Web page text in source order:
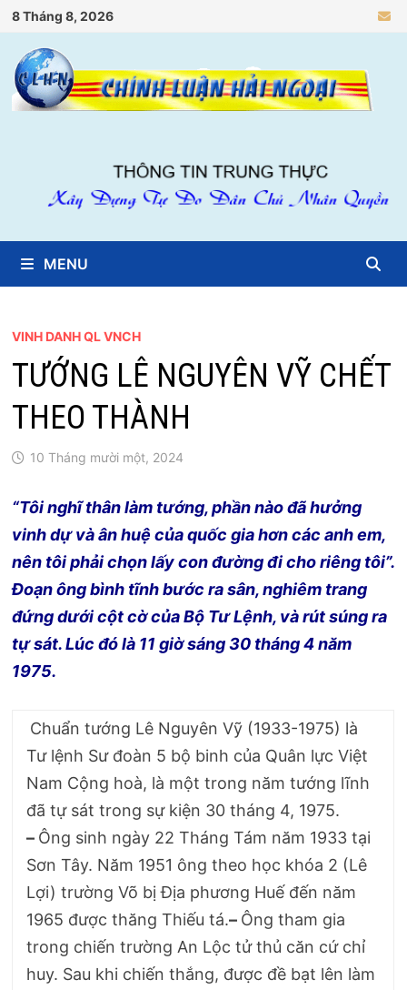
Skip
to
content
8 Tháng 8, 2026
MENU
VINH DANH QL VNCH
TƯỚNG LÊ NGUYÊN VỸ CHẾT
THEO THÀNH
10 Tháng mười một, 2024
“Tôi nghĩ thân làm tướng, phần nào đã hưởng
vinh dự và ân huệ của quốc gia hơn các anh em,
nên tôi phải chọn lấy con đường đi cho riêng tôi”.
Đoạn ông bình tĩnh bước ra sân, nghiêm trang
đứng dưới cột cờ của Bộ Tư Lệnh, và rút súng ra
tự sát. Lúc đó là 11 giờ sáng 30 tháng 4 năm
1975.
Chuẩn tướng Lê Nguyên Vỹ (1933-1975) là
Tư lệnh Sư đoàn 5 bộ binh của Quân lực Việt
Nam Cộng hoà, là một trong năm tướng lĩnh
đã tự sát trong sự kiện 30 tháng 4, 1975.
– Ông sinh ngày 22 Tháng Tám năm 1933 tại
Sơn Tây. Năm 1951 ông theo học khóa 2 (Lê
Lợi) trường Võ bị Địa phương Huế đến năm
1965 được thăng Thiếu tá.– Ông tham gia
trong chiến trường An Lộc tử thủ căn cứ chỉ
huy. Sau khi chiến thắng, được đề bạt lên làm